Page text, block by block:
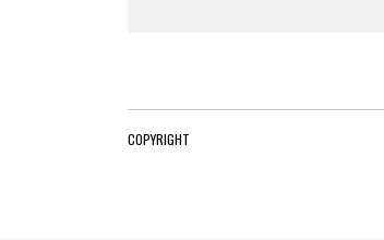
COPYRIGHT